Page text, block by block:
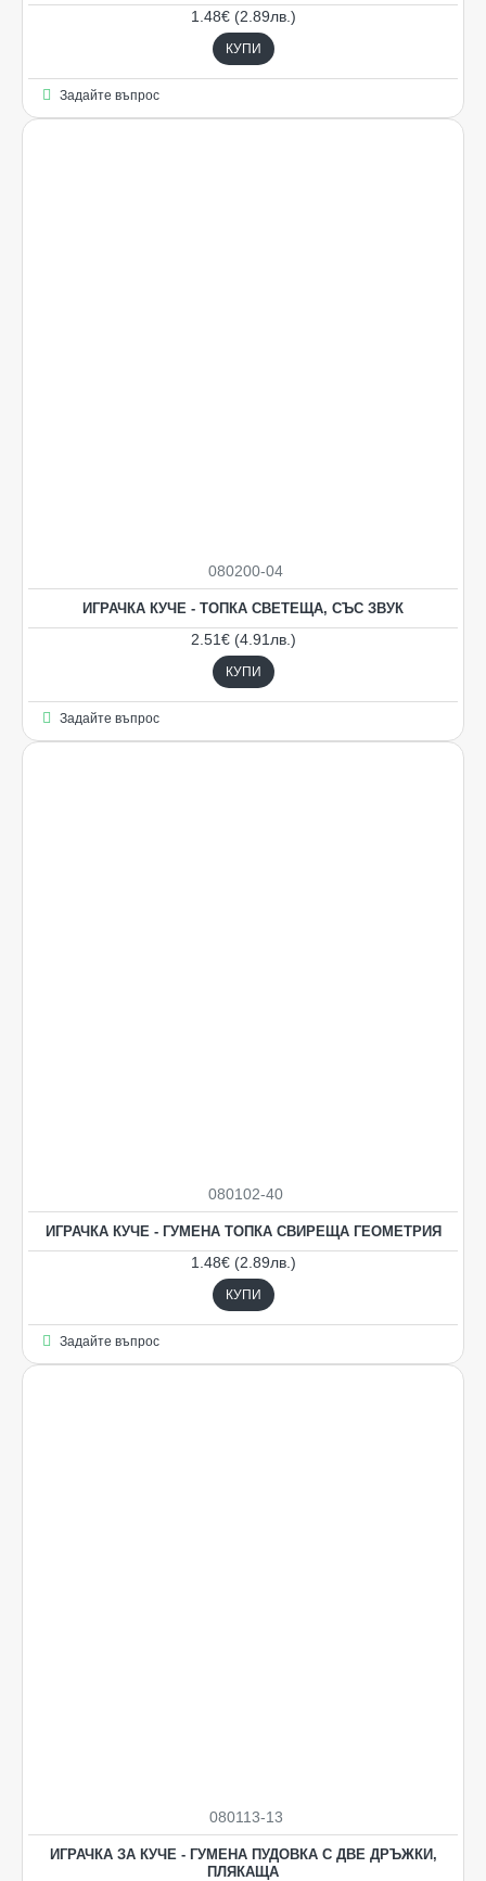
1.48€ (2.89лв.)
КУПИ
Задайте въпрос
080200-04
ИГРАЧКА КУЧЕ - ТОПКА СВЕТЕЩА, СЪС ЗВУК
2.51€ (4.91лв.)
КУПИ
Задайте въпрос
080102-40
ИГРАЧКА КУЧЕ - ГУМЕНА ТОПКА СВИРЕЩА ГЕОМЕТРИЯ
1.48€ (2.89лв.)
КУПИ
Задайте въпрос
080113-13
ИГРАЧКА ЗА КУЧЕ - ГУМЕНА ПУДОВКА С ДВЕ ДРЪЖКИ,
ПЛЯКАЩА